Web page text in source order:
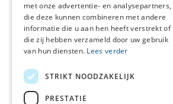
Mirjam Velting
m.velting@careyn.nl
met onze advertentie- en analysepartners,
die deze kunnen combineren met andere
informatie die u aan hen heeft verstrekt of
die zij hebben verzameld door uw gebruik
van hun diensten. Lees verder
STRIKT NOODZAKELIJK
PRESTATIE